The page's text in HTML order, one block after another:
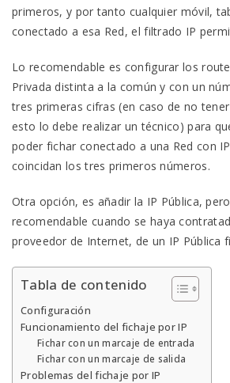
primeros, y por tanto cualquier móvil,
conectado a esa Red, el filtrado IP
Lo recomendable es configurar los
Privada distinta a la común y con un
tres primeras cifras (en caso de no
esto lo debe realizar un técnico) para
poder fichar conectado a una Red con
coincidan los tres primeros números.
Otra opción, es añadir la IP Pública,
recomendable cuando se haya
proveedor de Internet, de un IP Pública
Tabla de contenido
Configuración
Funcionamiento del fichaje por IP
Fichar con un marcaje de entrada
Fichar con un marcaje de salida
Problemas del fichaje por IP